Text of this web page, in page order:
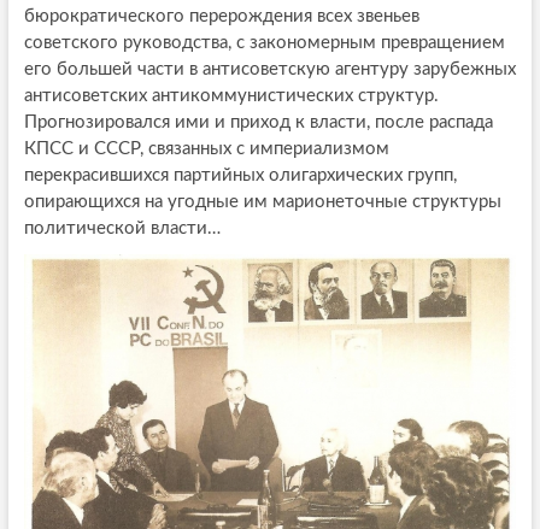
бюрократического перерождения всех звеньев
советского руководства, с закономерным превращением
его большей части в антисоветскую агентуру зарубежных
антисоветских антикоммунистических структур.
Прогнозировался ими и приход к власти, после распада
КПСС и СССР, связанных с империализмом
перекрасившихся партийных олигархических групп,
опирающихся на угодные им марионеточные структуры
политической власти…